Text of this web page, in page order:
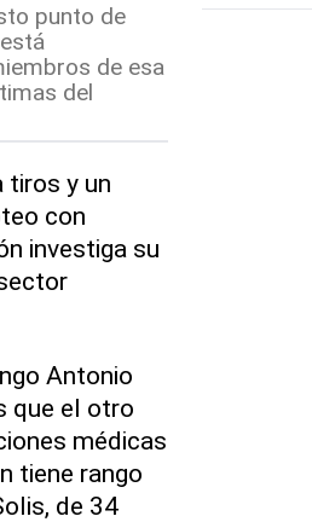
punto de
de esa
del
tiros y un
con
investiga su
Antonio
que el otro
médicas
tiene rango
de 34